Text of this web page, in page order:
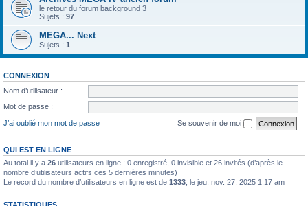
le retour du forum background 3
Sujets : 97
MEGA... Next
Sujets : 1
CONNEXION
Nom d’utilisateur :
Mot de passe :
J’ai oublié mon mot de passe
Se souvenir de moi
QUI EST EN LIGNE
Au total il y a 26 utilisateurs en ligne : 0 enregistré, 0 invisible et 26 invités (d’après le
nombre d’utilisateurs actifs ces 5 dernières minutes)
Le record du nombre d’utilisateurs en ligne est de 1333 , le jeu. nov. 27, 2025 1:17 am
STATISTIQUES